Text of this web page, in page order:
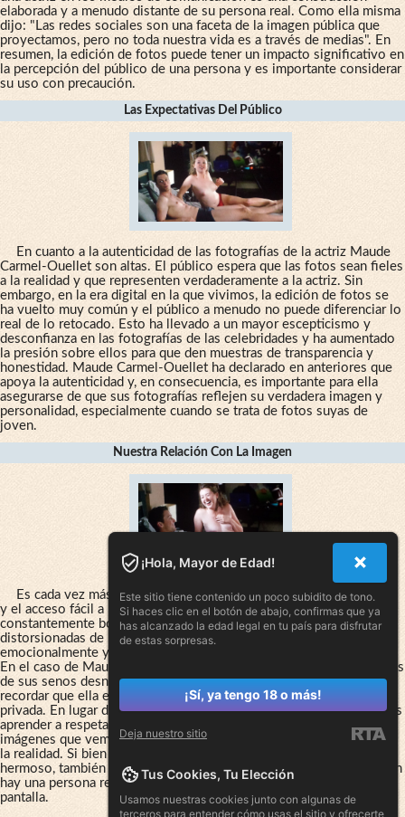
elaborada y a menudo distante de su persona real. Como ella misma
dijo: "Las redes sociales son una faceta de la imagen pública que
proyectamos, pero no toda nuestra vida es a través de medias". En
resumen, la edición de fotos puede tener un impacto significativo en
la percepción del público de una persona y es importante considerar
su uso con precaución.
Las Expectativas Del Público
En cuanto a la autenticidad de las fotografías de la actriz Maude
Carmel-Ouellet son altas. El público espera que las fotos sean fieles
a la realidad y que representen verdaderamente a la actriz. Sin
embargo, en la era digital en la que vivimos, la edición de fotos se
ha vuelto muy común y el público a menudo no puede diferenciar lo
real de lo retocado. Esto ha llevado a un mayor escepticismo y
desconfianza en las fotografías de las celebridades y ha aumentado
la presión sobre ellos para que den muestras de transparencia y
honestidad. Maude Carmel-Ouellet ha declarado en anteriores que
apoya la autenticidad y, en consecuencia, es importante para ella
asegurarse de que sus fotografías reflejen su verdadera imagen y
personalidad, especialmente cuando se trata de fotos suyas de
joven.
Nuestra Relación Con La Imagen
Es cada vez más compleja. Con el aumento de las redes sociales
y el acceso fácil a la tecnología de edición de fotos, estamos
constantemente bombardeados con imágenes manipuladas y
distorsionadas de la realidad. Todo esto puede afectarnos
emocionalmente y hacer que tengamos expectativas poco realistas.
En el caso de Maude Carmel-Ouellet, una actriz con fotos polémicas
de sus senos desnudos circulando en internet, es importante
recordar que ella es una persona real con una carrera y una vida
privada. En lugar de centrarnos en las o detalles explícitos, debemos
aprender a respetar la privacidad de las personas y aceptar que las
imágenes que vemos no siempre son una representación exacta de
la realidad. Si bien es cierto que la fotografía puede ser un arte
hermoso, también es importante recordar que detrás de cada imagen
hay una persona real con sentimientos y una vida fuera de la
pantalla.
¡Hola, Mayor de Edad!
Este sitio tiene contenido un poco subidito de tono.
Si haces clic en el botón de abajo, confirmas que ya
has alcanzado la edad legal en tu país para disfrutar
de estas sorpresas.
¡Sí, ya tengo 18 o más!
Deja nuestro sitio
Tus Cookies, Tu Elección
Usamos nuestras cookies junto con algunas de
terceros para entender cómo usas el sitio y ofrecerte